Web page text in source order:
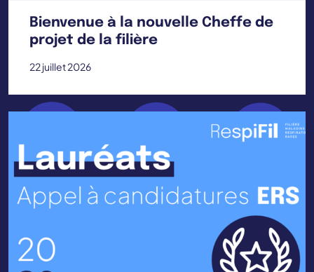
Bienvenue à la nouvelle Cheffe de
projet de la filière
22 juillet 2026